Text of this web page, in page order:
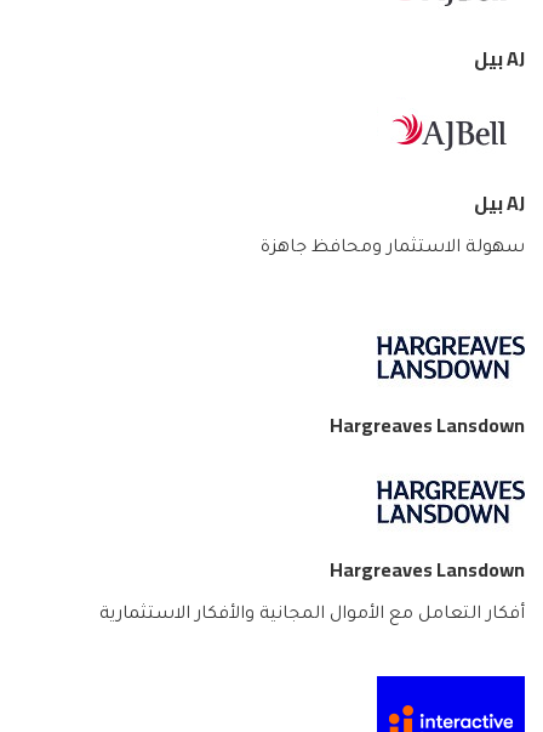
AJ بيل
AJ بيل
سهولة الاستثمار ومحافظ جاهزة
Hargreaves Lansdown
Hargreaves Lansdown
أفكار التعامل مع الأموال المجانية والأفكار الاستثمارية